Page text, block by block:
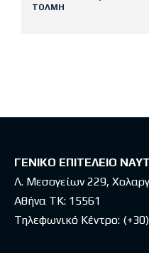
ΤΟΛΜΗ
ΓΕΝΙΚΟ ΕΠΙΤΕΛΕΙΟ
Λ. Μεσογείων 229,
Αθήνα ΤΚ: 15561
Τηλεφωνικό Κέντρο: